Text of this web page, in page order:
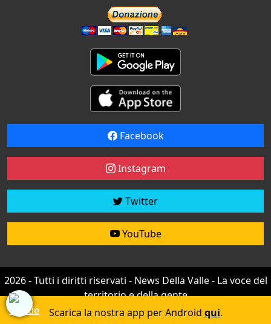
Facebook
Instagram
Twitter
YouTube
2026 - Tutti i diritti riservati - News Della Valle - La voce del
territorio e della gente
Credit by efree
Scarica la nostra app per Android qui.